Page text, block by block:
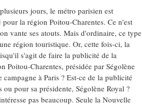
jours, le métro parisien est
la région Poitou-Charentes. Ce n'est
vante ses atouts. Mais d'ordinaire, ce type
région touristique. Or, cette fois-ci, la
s'agit de faire la publicité de la
Poitou-Charentes, présidée par Ségolène
à Paris ? Est-ce de la publicité
pour sa présidente, Ségolène Royal ?
pas beaucoup. Seule la Nouvelle